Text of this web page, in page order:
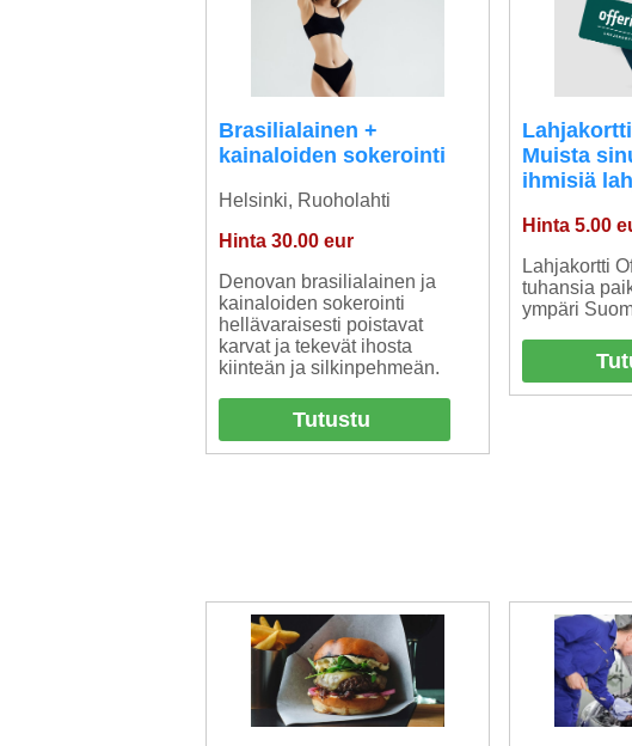
Brasilialainen +
kainaloiden sokerointi
Helsinki, Ruoholahti
Hinta 30.00 eur
Denovan brasilialainen ja
kainaloiden sokerointi
hellävaraisesti poistavat
karvat ja tekevät ihosta
kiinteän ja silkinpehmeän.
Tutustu
Muista
ihmisiä
Hinta 5.00
Lahjakortti
tuhansia
ympäri